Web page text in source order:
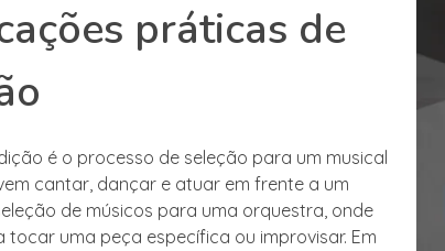
práticas de
é o processo de seleção para um musical
cantar, dançar e atuar em frente a um
de músicos para uma orquestra, onde
uma peça específica ou improvisar. Em